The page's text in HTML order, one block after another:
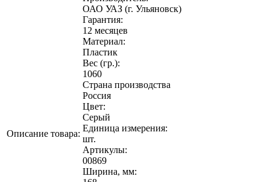
Описание товара:
ОАО УАЗ (г. Ульяновск)
Гарантия:
12 месяцев
Материал:
Пластик
Вес (гр.):
1060
Страна производства
Россия
Цвет:
Серый
Единица измерения:
шт.
Артикулы:
00869
Ширина, мм: